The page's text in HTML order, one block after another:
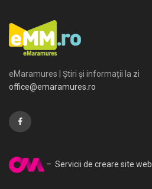
eMaramures | Știri și informații la zi
office@emaramures.ro
– Servicii de creare site web